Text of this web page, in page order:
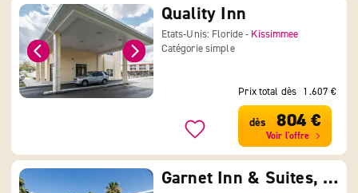
Quality Inn
Etats-Unis: Floride - Kissimmee
Catégorie simple
Prix total dès 1.607 €
dès 804 €
Voir l'offre
Garnet Inn & Suites, Orlando